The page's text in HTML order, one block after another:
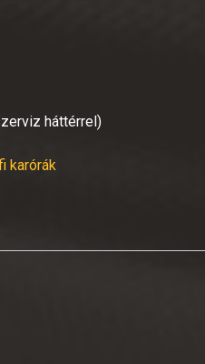
háttérrel)
karórák